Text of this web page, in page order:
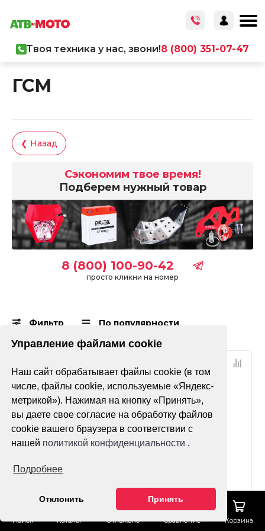
Управление файлами cookie
Наш сайт обрабатывает файлы cookie (в том
числе, файлы cookie, используемые «Яндекс-
метрикой»). Нажимая на кнопку «Принять»,
вы даете свое согласие на обработку файлов
cookie вашего браузера в соответствии с
нашей политикой конфиденциальности .
Подробнее
Отклонить Принять
Поиск Каталог Отложено Сравнение Корзина
Твоя техника у нас, звони!8 (800) 351-07-47
ГСМ
❮ Назад
Сэкономим твое время!
Подберем нужный товар
8 (800) 100-90-42
просто кликни на номер
Фильтр По популярности
трансмиссионное
Lube Premium 80w90
Масло вилочное
Maxima Fork Oil
Standard Hydraulic
20wt 1л